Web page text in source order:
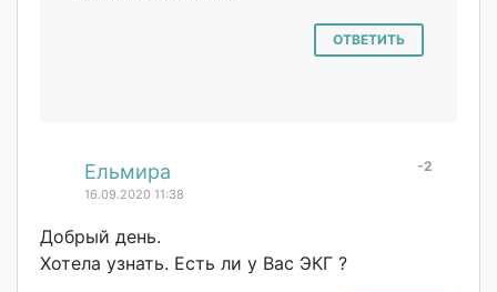
ОТВЕТИТЬ
-2
Ельмира
16.09.2020 11:38
Добрый день.
Хотела узнать. Есть ли у Вас ЭКГ ?